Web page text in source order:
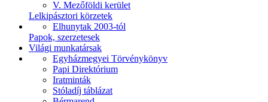
V. Mezőföldi kerület
Lelkipásztori körzetek
Elhunytak 2003-tól
Papok, szerzetesek
Világi munkatársak
Egyházmegyei Törvénykönyv
Papi Direktórium
Iratminták
Stóladíj táblázat